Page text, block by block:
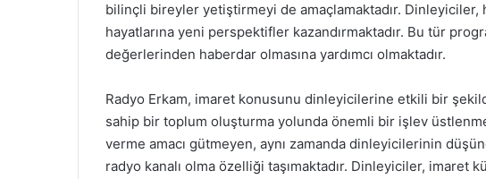
bilinçli bireyler yetiştirmeyi de amaçlamaktadır.
hayatlarına yeni perspektifler kazandırmaktadır. Bu tür
değerlerinden haberdar olmasına yardımcı olmaktadır.
Radyo Erkam, imaret konusunu dinleyicilerine etkili bir
sahip bir toplum oluşturma yolunda önemli bir işlev
verme amacı gütmeyen, aynı zamanda dinleyicilerinin
radyo kanalı olma özelliği taşımaktadır. Dinleyiciler, imaret